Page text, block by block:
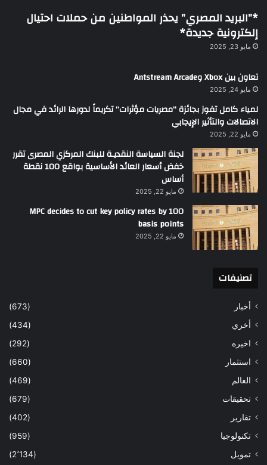
*”البريد المصري” يحذر المواطنين من حملات احتيال
إلكترونية جديدة*
مايو 23, 2025
تعاون بين Xbox وAntstream Arcade
مايو 24, 2025
لمياء كامل تفوز بجائزة “مصريات مؤثرات” تكريماً لدورها الرائد في مجال
الاتصالات والتأثير الإيجابي
مايو 22, 2025
لجنة السياسة النقديـة للبنك المركزي المصرى تقرر
خفض أسعار العائد الأساسية بواقع 100 نقطة
أساس
مايو 22, 2025
MPC decides to cut key policy rates by 100
basis points
مايو 22, 2025
تصنيفات
أخبار
(673)
أخري
(434)
اخيره
(292)
استثمار
(660)
العالم
(469)
تحقيقات
(679)
تقارير
(402)
تكنولوجيا
(959)
تمويل
(2٬134)